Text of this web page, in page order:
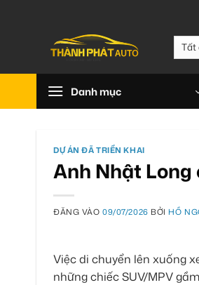
Danh mục
DỰ ÁN ĐÃ TRIỂN KHAI
Anh Nhật Long
ĐĂNG VÀO09/07/2026 BỞI HỒ
Việc di chuyển lên xuống
những chiếc SUV/MPV